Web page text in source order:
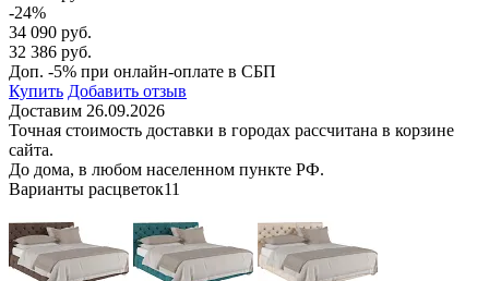
-24%
34 090 руб.
32 386 руб.
Доп. -5% при онлайн-оплате в СБП
Купить Добавить отзыв
Доставим 26.09.2026
Точная стоимость доставки в городах рассчитана в корзине
сайта.
До дома, в любом населенном пункте РФ.
Варианты расцветок11